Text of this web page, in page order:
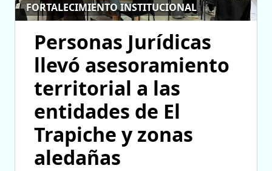
FORTALECIMIENTO INSTITUCIONAL
Personas Jurídicas
llevó asesoramiento
territorial a las
entidades de El
Trapiche y zonas
aledañas